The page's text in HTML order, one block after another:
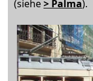
(siehe> Palma).